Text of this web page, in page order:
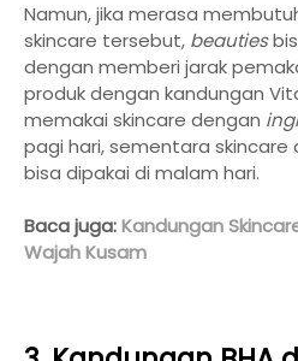
Namun, jika merasa
skincare tersebut, beauties
dengan memberi jarak
produk dengan kandungan
memakai skincare dengan
pagi hari, sementara skincare
bisa dipakai di malam hari.
Baca juga:Kandungan
Wajah Kusam